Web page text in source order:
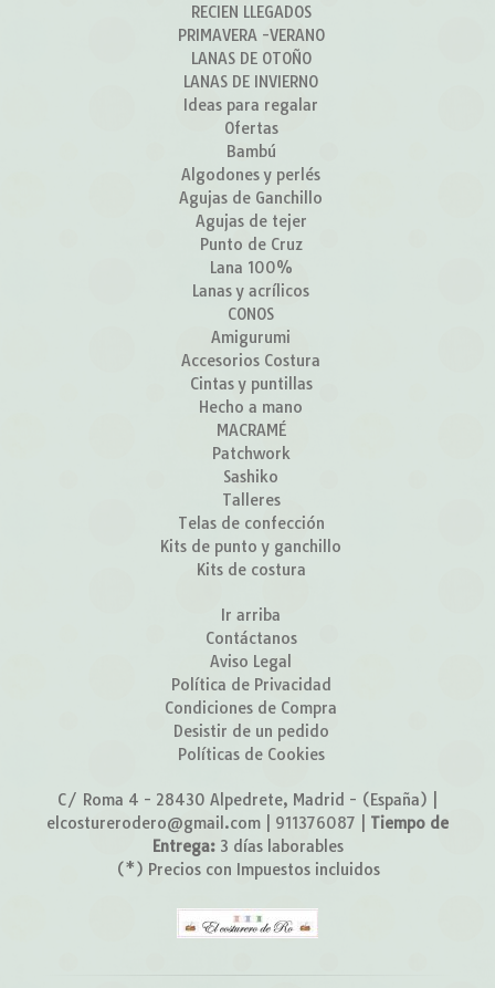
RECIEN LLEGADOS
PRIMAVERA -VERANO
LANAS DE OTOÑO
LANAS DE INVIERNO
Ideas para regalar
Ofertas
Bambú
Algodones y perlés
Agujas de Ganchillo
Agujas de tejer
Punto de Cruz
Lana 100%
Lanas y acrílicos
CONOS
Amigurumi
Accesorios Costura
Cintas y puntillas
Hecho a mano
MACRAMÉ
Patchwork
Sashiko
Talleres
Telas de confección
Kits de punto y ganchillo
Kits de costura
Ir arriba
Contáctanos
Aviso Legal
Política de Privacidad
Condiciones de Compra
Desistir de un pedido
Políticas de Cookies
C/ Roma 4 - 28430 Alpedrete, Madrid - (España) |
elcosturerodero@gmail.com | 911376087
Tiempo de
Entrega: 3 días laborables
(*) Precios con Impuestos incluidos